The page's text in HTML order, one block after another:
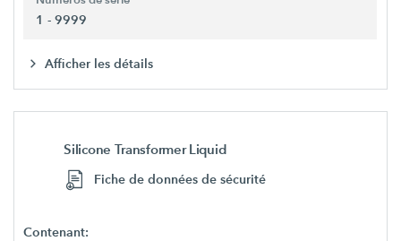
1 - 9999
Afficher les détails
Silicone Transformer Liquid
Fiche de données de sécurité
Contenant: